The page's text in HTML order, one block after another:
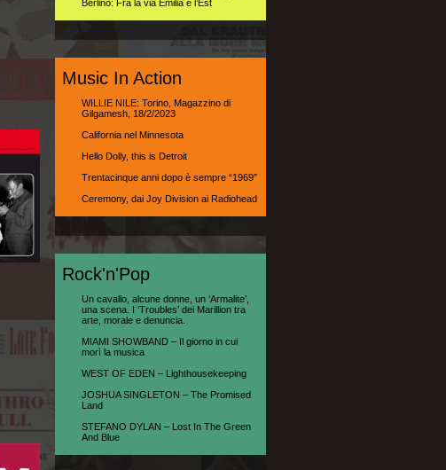
Berlino: Fra la via Emilia e l’Est
Music In Action
WILLIE NILE: Torino, Magazzino di
Gilgamesh, 18/2/2023
California nel Minnesota
Hello Dolly, this is Detroit
Trentacinque anni dopo è sempre “1969″
Ceremony, dai Joy Division ai Radiohead
Rock'n'Pop
Un cavallo, alcune donne, un ‘Armalite’,
una scena. I ‘Troubles’ dei Marillion tra
arte, morale e denuncia.
MIAMI SHOWBAND – Il giorno in cui
morì la musica
WEST OF EDEN – Lighthousekeeping
JOSHUA SINGLETON – The Promised
Land
STEFANO DYLAN – Lost In The Green
And Blue